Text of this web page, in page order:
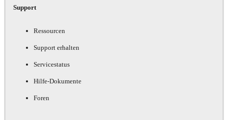
Support
Ressourcen
Support erhalten
Servicestatus
Hilfe-Dokumente
Foren